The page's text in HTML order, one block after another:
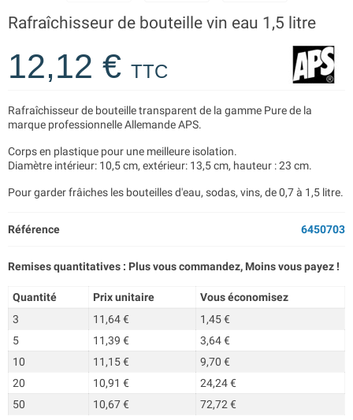
Rafraîchisseur de bouteille vin eau 1,5 litre
12,12 € TTC
Rafraîchisseur de bouteille transparent de la gamme Pure de la
marque professionnelle Allemande APS.
Corps en plastique pour une meilleure isolation.
Diamètre intérieur: 10,5 cm, extérieur: 13,5 cm, hauteur : 23 cm.
Pour garder frâiches les bouteilles d'eau, sodas, vins, de 0,7 à 1,5 litre.
Référence 6450703
Remises quantitatives : Plus vous commandez, Moins vous payez !
Quantité Prix unitaire
Vous économisez
3
11,64 €
1,45 €
5
11,39 €
3,64 €
10
11,15 €
9,70 €
20
10,91 €
24,24 €
50
10,67 € 72,72 €